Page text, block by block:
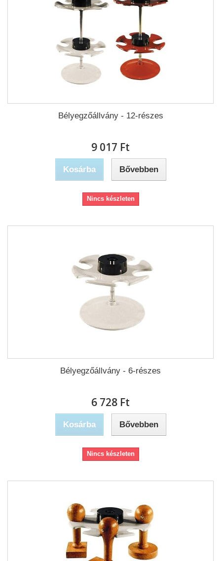
Bélyegzőállvány - 12-részes
9 017 Ft‎
Kosárba Bővebben
Nincs készleten
Bélyegzőállvány - 6-részes
6 728 Ft‎
Kosárba Bővebben
Nincs készleten